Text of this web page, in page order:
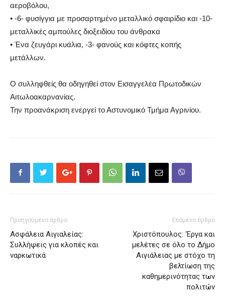
αεροβόλου,
• -6- φυσίγγια με προσαρτημένο μεταλλικό σφαιρίδιο και -10-
μεταλλικές αμπούλες διοξειδίου του άνθρακα
• Ένα ζευγάρι κυάλια, -3- φανούς και κόφτες κοπής
μετάλλων.
Ο συλληφθείς θα οδηγηθεί στον Εισαγγελέα Πρωτοδικών
Αιτωλοακαρνανίας.
Την προανάκριση ενεργεί το Αστυνομικό Τμήμα Αγρινίου.
Προηγούμενο άρθρο
Ασφάλεια Αιγιαλείας:
Συλλήψεις για κλοπές και
ναρκωτικά
Επόμενο άρθρο
Χριστόπουλος: ‘Εργα και
μελέτες σε όλο το Δήμο
Αιγιάλειας με στόχο τη
βελτίωση της
καθημερινότητας των
πολιτών